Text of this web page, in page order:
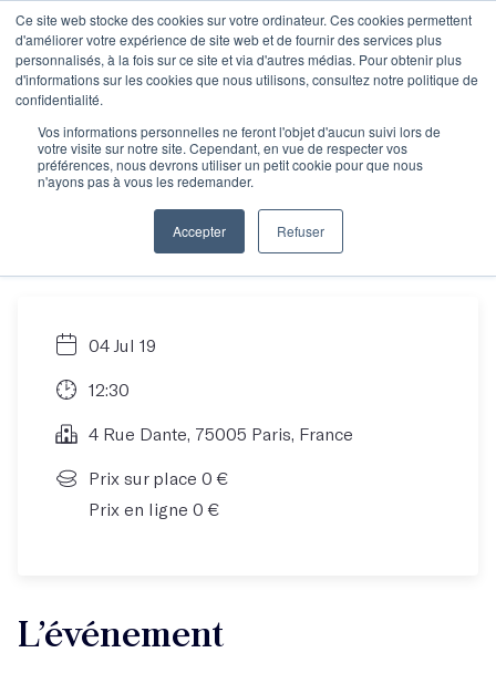
Ce site web stocke des cookies sur votre ordinateur. Ces cookies permettent
d'améliorer votre expérience de site web et de fournir des services plus
personnalisés, à la fois sur ce site et via d'autres médias. Pour obtenir plus
d'informations sur les cookies que nous utilisons, consultez notre politique de
confidentialité.
Vos informations personnelles ne feront l'objet d'aucun suivi lors de
votre visite sur notre site. Cependant, en vue de respecter vos
préférences, nous devrons utiliser un petit cookie pour que nous
n'ayons pas à vous les redemander.
Accepter Refuser
Atelier au long cours
- À la rencontre de
Laurent Bénégui
04 Jul 19
12:30
4 Rue Dante, 75005 Paris, France
Prix sur place 0 €
Prix en ligne 0 €
L’événement